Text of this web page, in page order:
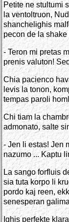
Petite ne stultumi
la ventoltruon,
shanchelighis
pecon de la
- Teron mi pretas
prenis valuton!
Chia pacienco
levis la tonon,
tempas paroli
Chi tiam la
admonato, salte
- Jen li estas! Jen
nazumo ... Kaptu
La sango forfluis
sia tuta korpo li
pordo kaj reen,
senesperan
Ighis perfekte